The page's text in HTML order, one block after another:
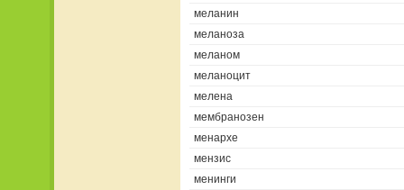
меланин
меланоза
меланом
меланоцит
мелена
мембранозен
менархе
мензис
менинги